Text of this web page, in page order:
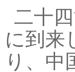
二十
に到来
り、